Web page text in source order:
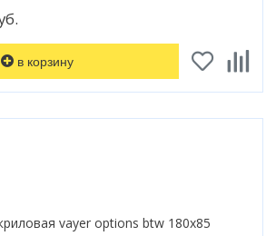
в корзину